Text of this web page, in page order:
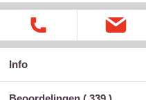
Info